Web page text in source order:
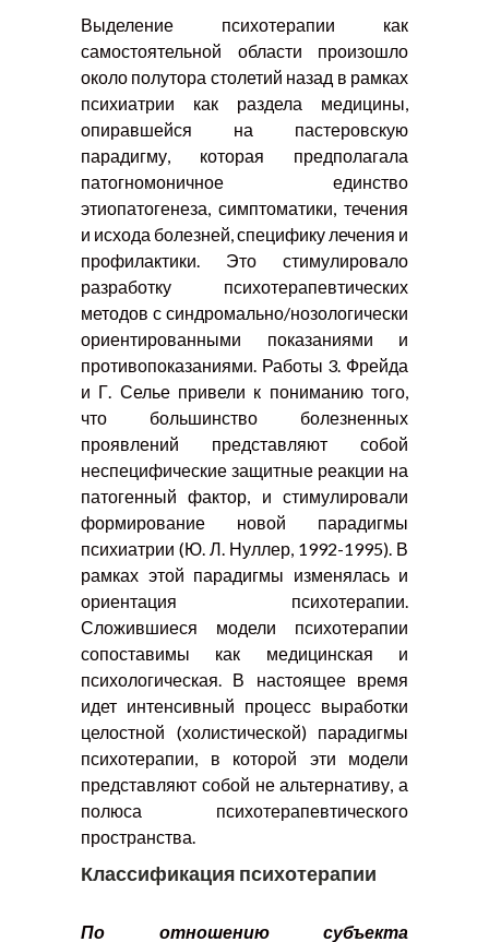
Выделение психотерапии как
самостоятельной области произошло
около полутора столетий назад в рамках
психиатрии как раздела медицины,
опиравшейся на пастеровскую
парадигму, которая предполагала
патогномоничное единство
этиопатогенеза, симптоматики, течения
и исхода болезней, специфику лечения и
профилактики. Это стимулировало
разработку психотерапевтических
методов с синдромально/нозологически
ориентированными показаниями и
противопоказаниями. Работы 3. Фрейда
и Г. Селье привели к пониманию того,
что большинство болезненных
проявлений представляют собой
неспецифические защитные реакции на
патогенный фактор, и стимулировали
формирование новой парадигмы
психиатрии (Ю. Л. Нуллер, 1992-1995). В
рамках этой парадигмы изменялась и
ориентация психотерапии.
Сложившиеся модели психотерапии
сопоставимы как медицинская и
психологическая. В настоящее время
идет интенсивный процесс выработки
целостной (холистической) парадигмы
психотерапии, в которой эти модели
представляют собой не альтернативу, а
полюса психотерапевтического
пространства.
Классификация психотерапии
По отношению субъекта